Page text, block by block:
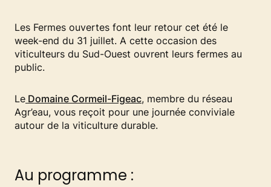
Les Fermes ouvertes font leur retour cet été le
week-end du 31 juillet. A cette occasion des
viticulteurs du Sud-Ouest ouvrent leurs fermes au
public.
Le Domaine Cormeil-Figeac, membre du réseau
Agr’eau, vous reçoit pour une journée conviviale
autour de la viticulture durable.
Au programme :